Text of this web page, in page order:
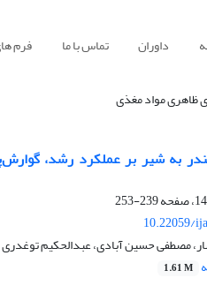
داوران تماس با ما فرم
ظاهری مواد مغذی
به شیر بر عملکرد رشد،
239-253
10.22059/
مصطفی حسین آبادی، عبدالحکیم توغدری
1.61 M